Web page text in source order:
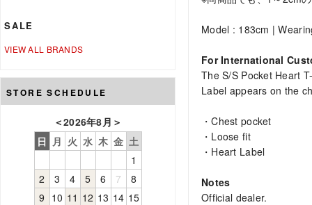
SALE
VIEW ALL BRANDS
STORE SCHEDULE
＜2026年8月 ＞
日 月 火 水 木 金 土
1
2
3 4 5 6 7
8
9 10 11 12 13 14 15
Model : 183cm |
For International
The S/S Pocket Heart
Label appears on the
・Chest pocket
・Loose fit
・Heart Label
Notes
Official dealer.